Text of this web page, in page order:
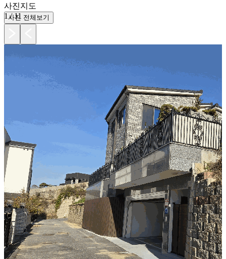
사진지도
1 /11
사진 전체보기